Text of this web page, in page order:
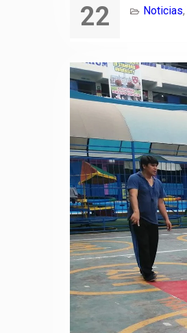
22 Noticias,